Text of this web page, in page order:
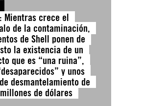
Mientras crece el
de la contaminación,
de Shell ponen de
la existencia de un
que es “una ruina”,
y unos
desmantelamiento de
de dólares